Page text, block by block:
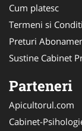
Cum platesc
Termeni si
Preturi
Sustine Cabinet
Parteneri
Apicultorul.com
Cabinet-